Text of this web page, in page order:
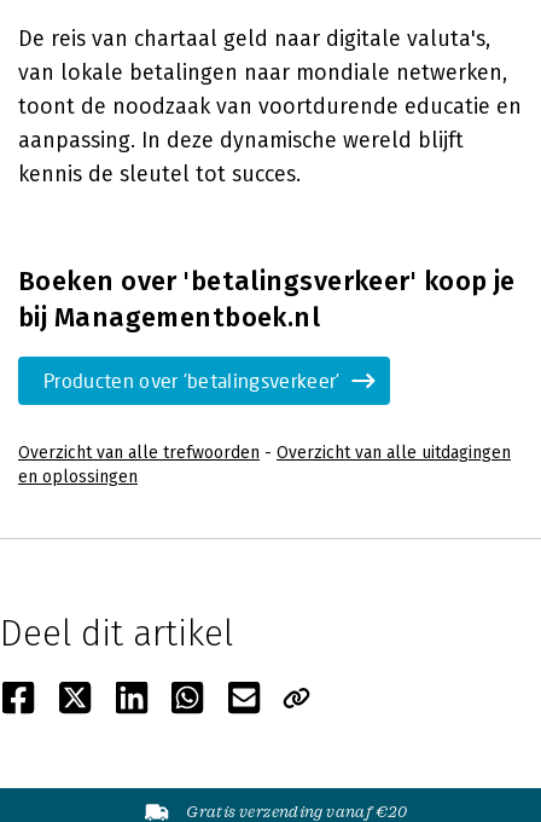
De reis van chartaal geld naar digitale valuta's,
van lokale betalingen naar mondiale netwerken,
toont de noodzaak van voortdurende educatie en
aanpassing. In deze dynamische wereld blijft
kennis de sleutel tot succes.
Boeken over 'betalingsverkeer' koop je
bij Managementboek.nl
Producten over 'betalingsverkeer'
Overzicht van alle trefwoorden - Overzicht van alle uitdagingen
en oplossingen
Deel dit artikel
Gratis verzending vanaf €20